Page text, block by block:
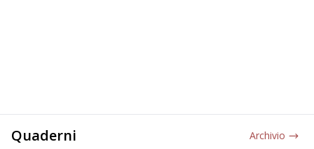
Quaderni Archivio